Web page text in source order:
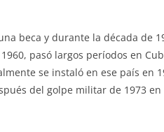
beca y durante la década de
pasó largos períodos en
se instaló en ese país en
del golpe militar de 1973 en